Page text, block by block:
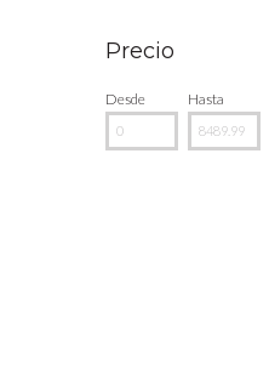
Precio
Desde Hasta